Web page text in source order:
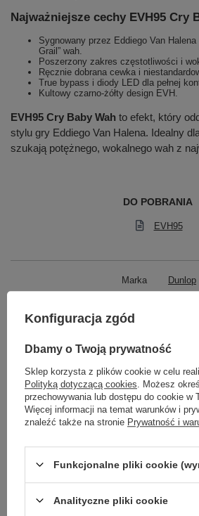
Najważniejsze cechy EVH95 Cry
Sygnowany przez Eddiego Van
Grail” wah.
Poszerzony zakres częstotliwości i
Ręcznie dobrana cewka i
True bypass i diody LED dla pełnej
Kultowy czarno-żółty design EVH.
EVH95 Cry Baby Wah to efekt, który
stylu gry Eddiego Van Halena. Idealny
szukają potężnego, wokalnego wah z
DO POBRANIA
EVH95
Marka Dunlop
produkt na terenie UE
KATEGORIA
Parametry bezpieczeństwa
Może potrzebujesz tego
Mooer PDC 8A Kabel
Konfiguracja zgód
Dbamy o Twoją prywatność
Sklep korzysta z plików cookie w celu
Polityką dotyczącą cookies . Możesz
przechowywania lub dostępu do cookie w
Więcej informacji na temat warunków i
znaleźć także na stronie Prywatność i
Funkcjonalne pliki cookie
Analityczne pliki cookie